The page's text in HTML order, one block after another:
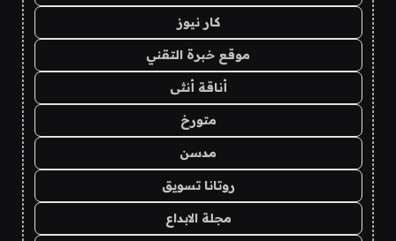
كار نيوز
موقع خبرة التقني
أناقة أنثى
متورخ
مدسن
روتانا تسويق
مجلة الابداع